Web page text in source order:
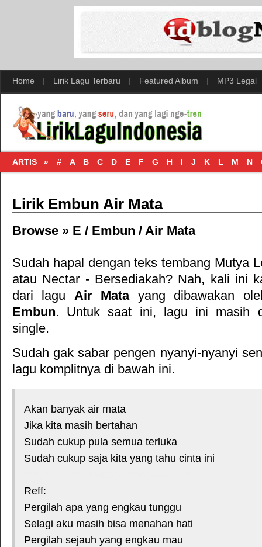
Home | Lirik Lagu Terbaru | Featured Album | MP3 Legal
ARTIS » # A B C D E F G H I J K L M N
Lirik Embun Air Mata
Browse » E / Embun / Air Mata
Sudah hapal dengan teks tembang Mutya
atau Nectar - Bersediakah? Nah, kali ini
dari lagu Air Matayang dibawakan
Embun. Untuk saat ini, lagu ini masih
single.
Sudah gak sabar pengen nyanyi-nyanyi
lagu komplitnya di bawah ini.
Akan banyak air mata
Jika kita masih bertahan
Sudah cukup pula semua terluka
Sudah cukup saja kita yang tahu cinta ini
Reff:
Pergilah apa yang engkau tunggu
Selagi aku masih bisa menahan hati
Pergilah sejauh yang engkau mau